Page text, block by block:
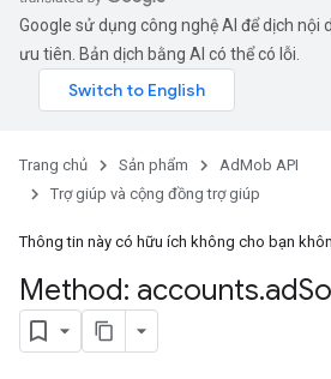
Google sử dụng công nghệ AI để dịch nội
ưu tiên. Bản dịch bằng AI có thể có lỗi.
Trang chủ Sản phẩm
AdMob API
Trợ giúp và cộng đồng trợ giúp
Thông tin này có hữu ích không cho bạn
Method: accounts.ad